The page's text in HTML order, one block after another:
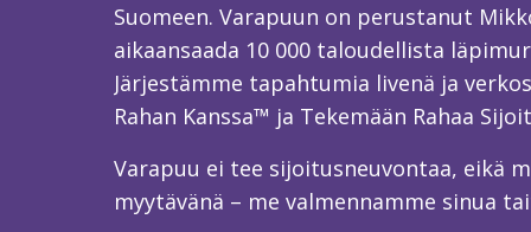
Suomeen. Varapuun on perustanut
aikaansaada 10 000 taloudellista
Järjestämme tapahtumia livenä ja
Rahan Kanssa™ ja Tekemään Rahaa
Varapuu ei tee sijoitusneuvontaa, eikä
myytävänä – me valmennamme sinua